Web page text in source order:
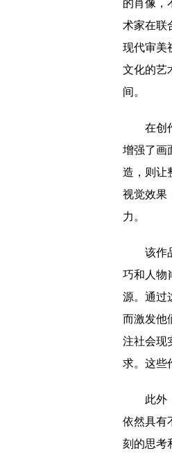
的肖像，
术家在联
现代审美
文化的艺
间。
在创
增强了画
造，则让
视觉效果
力。
该作
巧和人物
源。通过
而激发他
注社会现
求。这些
此外
依然具有
刻的思考